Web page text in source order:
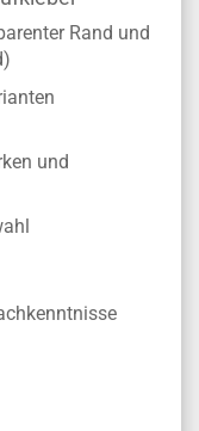
Rand und
und